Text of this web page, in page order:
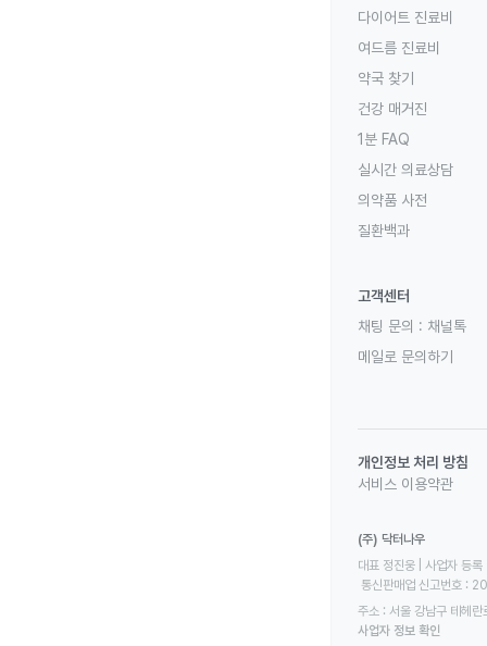
다이어트 진료비
여드름 진료비
약국 찾기
건강 매거진
1분 FAQ
실시간 의료상담
의약품 사전
질환백과
고객센터
채팅 문의 : 채널톡
메일로 문의하기
개인정보 처리 방침
서비스 이용약관
(주) 닥터나우
대표 정진웅 | 사업자
통신판매업 신고번호
주소 : 서울 강남구 테헤
사업자 정보 확인